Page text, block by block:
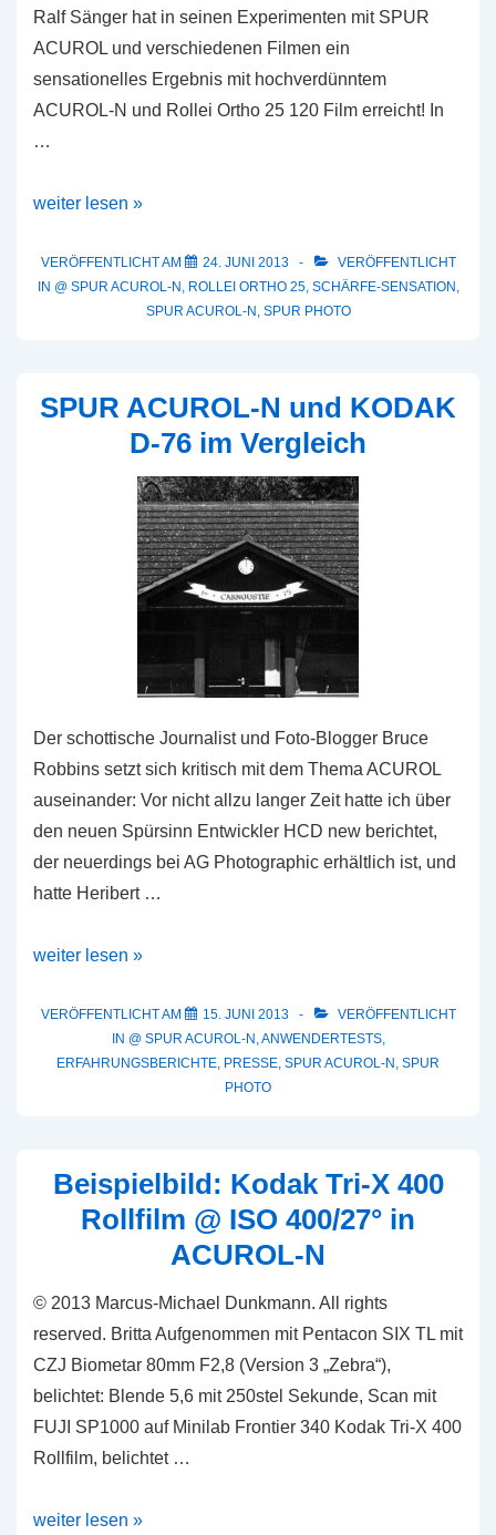
Ralf Sänger hat in seinen Experimenten mit SPUR
ACUROL und verschiedenen Filmen ein
sensationelles Ergebnis mit hochverdünntem
ACUROL-N und Rollei Ortho 25 120 Film erreicht! In
…
Schärfe-
SPUR
ACUROL-
Ortho
weiter lesen »
VERÖFFENTLICHT AM 24. JUNI 2013
VERÖFFENTLICHT
IN @ SPUR ACUROL-N , ROLLEI ORTHO 25, SCHÄRFE-SENSATION ,
SPUR ACUROL-N , SPUR PHOTO
SPUR ACUROL-N und KODAK
D-76 im Vergleich
Der schottische Journalist und Foto-Blogger Bruce
Robbins setzt sich kritisch mit dem Thema ACUROL
auseinander: Vor nicht allzu langer Zeit hatte ich über
den neuen Spürsinn Entwickler HCD new berichtet,
der neuerdings bei AG Photographic erhältlich ist, und
hatte Heribert …
SPUR
N
weiter lesen »
VERÖFFENTLICHT AM 15. JUNI 2013
VERÖFFENTLICHT
IN @ SPUR ACUROL-N ,ANWENDERTESTS,
ERFAHRUNGSBERICHTE, PRESSE, SPUR ACUROL-N , SPUR
PHOTO
Beispielbild: Kodak Tri-X 400
Rollfilm @ ISO 400/27° in
ACUROL-N
© 2013 Marcus-Michael Dunkmann. All rights
reserved. Britta Aufgenommen mit Pentacon SIX TL mit
CZJ Biometar 80mm F2,8 (Version 3 „Zebra“),
belichtet: Blende 5,6 mit 250stel Sekunde, Scan mit
FUJI SP1000 auf Minilab Frontier 340 Kodak Tri-X 400
Rollfilm, belichtet …
Beispielbild:
weiter lesen »